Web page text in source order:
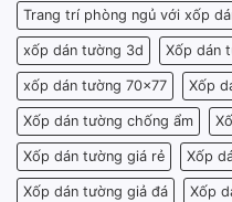
Trang trí phòng ngủ với xốp
xốp dán tường 3d Xốp dán
xốp dán tường 70x77 Xốp
Xốp dán tường chống ẩm
Xốp dán tường giá rẻ Xốp
Xốp dán tường giả đá Xốp